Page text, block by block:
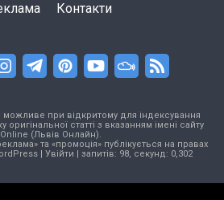
Контакти
можливе при відкритому для індексування
оригінальної статті з вказанням імені сайту
(Львів Онлайн).
та «промоція» публікується на правах
| Увійти | запитів: 98, секунд: 0,302